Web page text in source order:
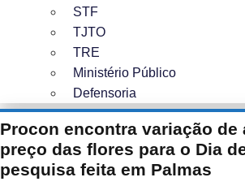
STF
TJTO
TRE
Ministério Público
Defensoria
Procon encontra variação de
preço das flores para o Dia
pesquisa feita em Palmas